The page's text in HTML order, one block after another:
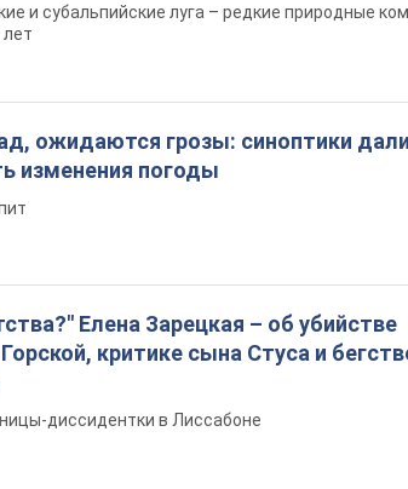
и субальпийские луга – редкие природные
ожидаются грозы: синоптики
изменения погоды
Елена Зарецкая – об убийстве
критике сына Стуса и
диссидентки в Лиссабоне